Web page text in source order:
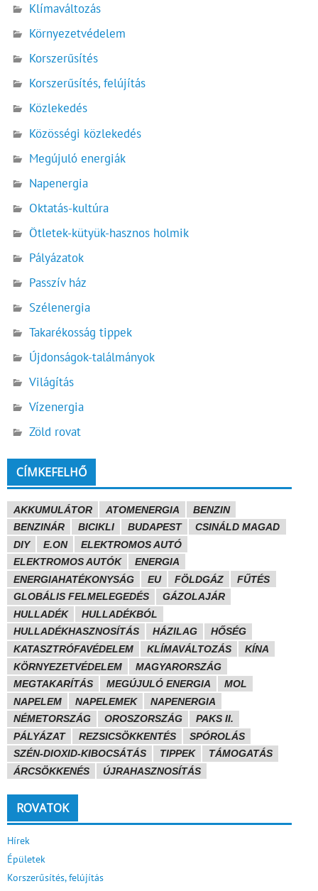
Klímaváltozás
Környezetvédelem
Korszerűsítés
Korszerűsítés, felújítás
Közlekedés
Közösségi közlekedés
Megújuló energiák
Napenergia
Oktatás-kultúra
Ötletek-kütyük-hasznos holmik
Pályázatok
Passzív ház
Szélenergia
Takarékosság tippek
Újdonságok-találmányok
Világítás
Vízenergia
Zöld rovat
CÍMKEFELHŐ
AKKUMULÁTOR ATOMENERGIA
BENZIN
BENZINÁR
BICIKLI BUDAPEST
CSINÁLD MAGAD
DIY
E.ON
ELEKTROMOS AUTÓ
ELEKTROMOS AUTÓK
ENERGIA
ENERGIAHATÉKONYSÁG
EU FÖLDGÁZ
FŰTÉS
GLOBÁLIS FELMELEGEDÉS
GÁZOLAJÁR
HULLADÉK
HULLADÉKBÓL
HULLADÉKHASZNOSÍTÁS
HÁZILAG
HŐSÉG
KATASZTRÓFAVÉDELEM
KLÍMAVÁLTOZÁS
KÍNA
KÖRNYEZETVÉDELEM
MAGYARORSZÁG
MEGTAKARÍTÁS
MEGÚJULÓ ENERGIA
MOL
NAPELEM
NAPELEMEK
NAPENERGIA
NÉMETORSZÁG
OROSZORSZÁG
PAKS II.
PÁLYÁZAT
REZSICSÖKKENTÉS
SPÓROLÁS
SZÉN-DIOXID-KIBOCSÁTÁS
TIPPEK
TÁMOGATÁS
ÁRCSÖKKENÉS
ÚJRAHASZNOSÍTÁS
ROVATOK
Hírek
Épületek
Korszerűsítés, felújítás